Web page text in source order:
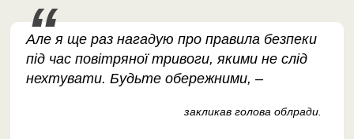
Але я ще раз нагадую про правила безпеки
під час повітряної тривоги, якими не слід
нехтувати. Будьте обережними, –
закликав голова облради.